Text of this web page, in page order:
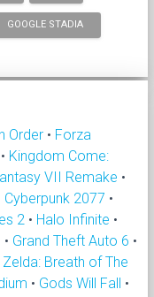
GOOGLE STADIA
Order • Forza
• Kingdom Come:
VII Remake •
Cyberpunk 2077 •
2 • Halo Infinite •
• Grand Theft Auto 6 •
Breath of The
• Gods Will Fall •